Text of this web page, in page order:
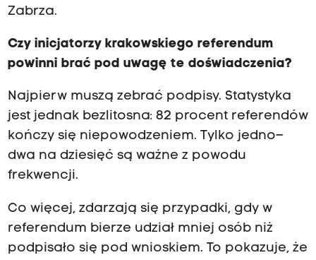
Zabrza.
Czy inicjatorzy krakowskiego referendum
powinni brać pod uwagę te doświadczenia?
Najpierw muszą zebrać podpisy. Statystyka
jest jednak bezlitosna: 82 procent referendów
kończy się niepowodzeniem. Tylko jedno–
dwa na dziesięć są ważne z powodu
frekwencji.
Co więcej, zdarzają się przypadki, gdy w
referendum bierze udział mniej osób niż
podpisało się pod wnioskiem. To pokazuje, że